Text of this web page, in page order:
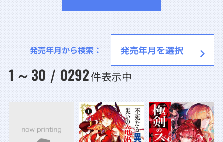
1 ～ 30 / 0292件表示中
発売年月から検索：